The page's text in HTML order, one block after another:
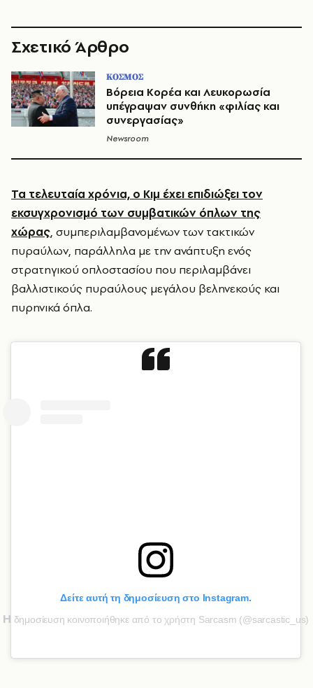
Σχετικό Άρθρο
ΚΟΣΜΟΣ
Βόρεια Κορέα και Λευκορωσία
υπέγραψαν συνθήκη «φιλίας και
συνεργασίας»
Newsroom
Τα τελευταία χρόνια, ο Κιμ έχει επιδιώξει τον
εκσυγχρονισμό των συμβατικών όπλων της
χώρας, συμπεριλαμβανομένων των τακτικών
πυραύλων, παράλληλα με την ανάπτυξη ενός
στρατηγικού οπλοστασίου που περιλαμβάνει
βαλλιστικούς πυραύλους μεγάλου βεληνεκούς και
πυρηνικά όπλα.
Δείτε αυτή τη δημοσίευση στο Instagram.
Η δημοσίευση κοινοποιήθηκε από το χρήστη Sarcasm (@sarcastic_us)